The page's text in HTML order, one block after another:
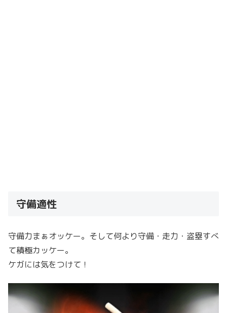
守備適性
守備力まぁオッケー。そして何より守備・走力・盗塁すべ
て積極カッケー。
ケガには気をつけて！